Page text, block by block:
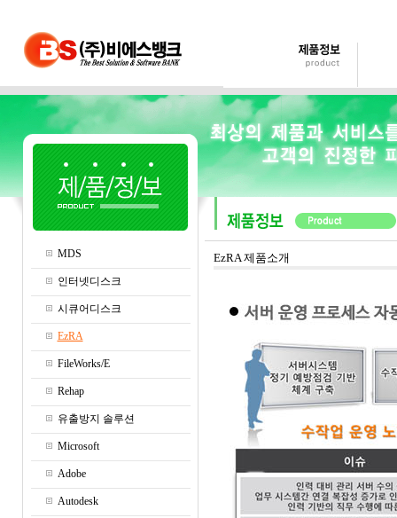
MDS
인터넷디스크
시큐어디스크
EzRA
FileWorks/E
Rehap
유출방지 솔루션
Microsoft
Adobe
Autodesk
EzRA 제품소개